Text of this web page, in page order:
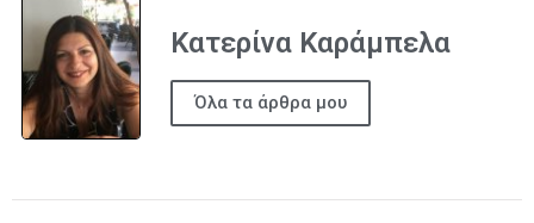
Κατερίνα Καράμπελα
Όλα τα άρθρα μου